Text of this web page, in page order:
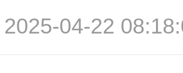
04-22